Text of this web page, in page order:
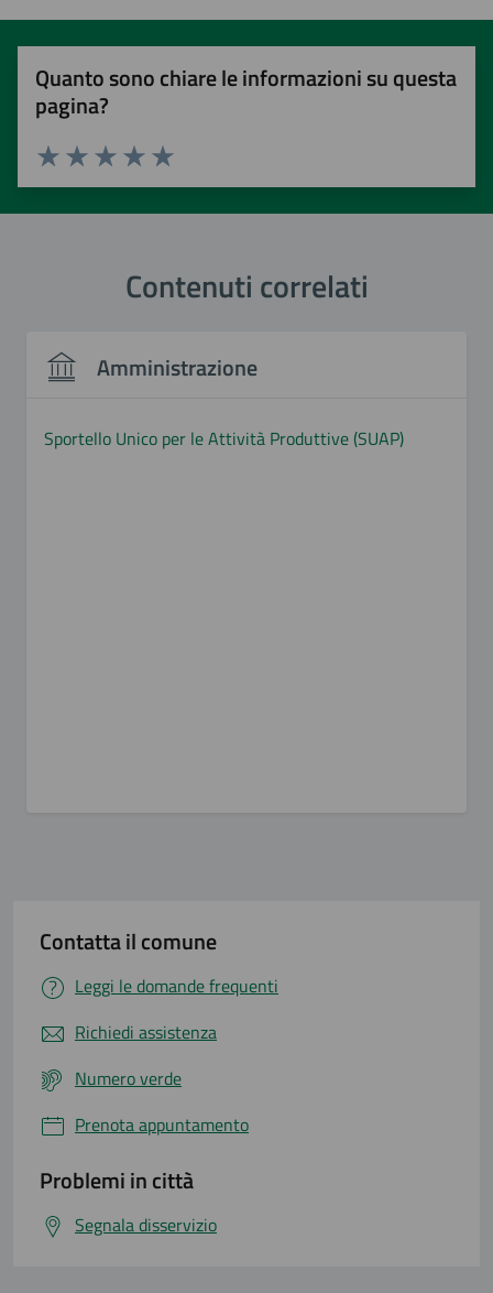
Quanto sono chiare le informazioni su questa
pagina?
Valuta 5 stelle su 5
Valuta 4 stelle su 5
Valuta 3 stelle su 5
Valuta 2 stelle su 5
Valuta 1 stelle su 5
Contenuti correlati
Amministrazione
Sportello Unico per le Attività Produttive (SUAP)
Contatta il comune
Leggi le domande frequenti
Richiedi assistenza
Numero verde
Prenota appuntamento
Problemi in città
Segnala disservizio